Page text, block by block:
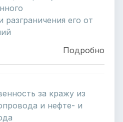
разграничения его от
Подробно
за кражу из
и нефте- и